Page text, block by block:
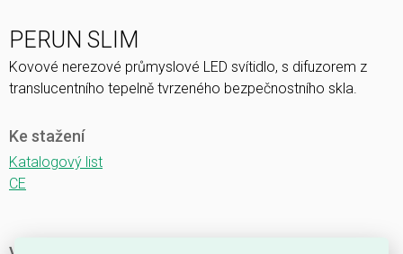
PERUN SLIM
Kovové nerezové průmyslové LED svítidlo, s difuzorem z
translucentního tepelně tvrzeného bezpečnostního skla.
Ke stažení
Katalogový list
CE